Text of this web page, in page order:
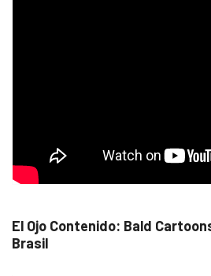
El Ojo Contenido: Bald
Brasil